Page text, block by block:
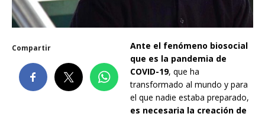
Compartir
Ante el fenómeno biosocial
que es la pandemia de
COVID-19, que ha
transformado al mundo y para
el que nadie estaba preparado,
es necesaria la creación de